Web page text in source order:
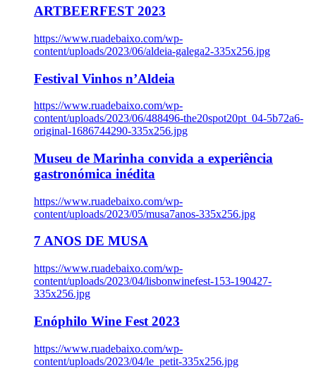
ARTBEERFEST 2023
https://www.ruadebaixo.com/wp-
content/uploads/2023/06/aldeia-galega2-335x256.jpg
Festival Vinhos n’Aldeia
https://www.ruadebaixo.com/wp-
content/uploads/2023/06/488496-the20spot20pt_04-5b72a6-
original-1686744290-335x256.jpg
Museu de Marinha convida a experiência
gastronómica inédita
https://www.ruadebaixo.com/wp-
content/uploads/2023/05/musa7anos-335x256.jpg
7 ANOS DE MUSA
https://www.ruadebaixo.com/wp-
content/uploads/2023/04/lisbonwinefest-153-190427-
335x256.jpg
Enóphilo Wine Fest 2023
https://www.ruadebaixo.com/wp-
content/uploads/2023/04/le_petit-335x256.jpg